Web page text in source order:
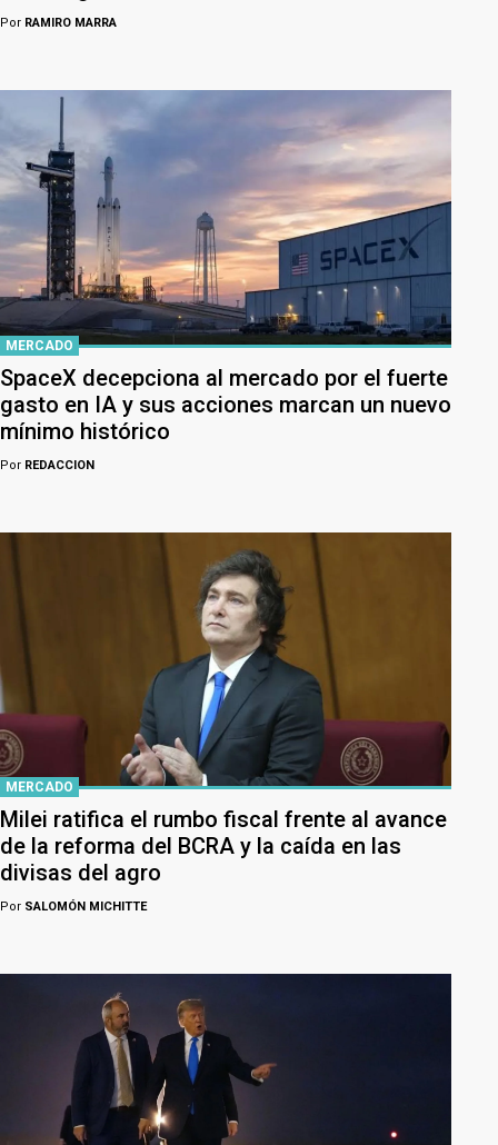
Por RAMIRO MARRA
MERCADO
SpaceX decepciona al mercado por el fuerte
gasto en IA y sus acciones marcan un nuevo
mínimo histórico
Por REDACCION
MERCADO
Milei ratifica el rumbo fiscal frente al avance
de la reforma del BCRA y la caída en las
divisas del agro
Por SALOMÓN MICHITTE